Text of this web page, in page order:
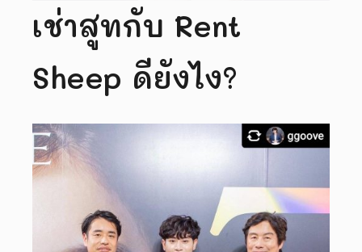
เช่าสูทกับ Rent
Sheep ดียังไง?